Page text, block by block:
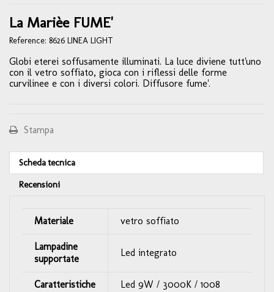
La Marièe FUME'
Reference: 8626 LINEA LIGHT
Globi eterei soffusamente illuminati. La luce diviene tutt'uno
con il vetro soffiato, gioca con i riflessi delle forme
curvilinee e con i diversi colori. Diffusore fume'.
Stampa
Scheda tecnica
Recensioni
Materiale vetro soffiato
Lampadine
supportate
Led integrato
Caratteristiche
Led 9W / 3000K / 1008